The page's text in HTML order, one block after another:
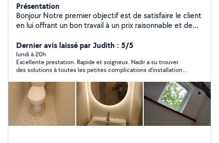
Présentation
Bonjour Notre premier objectif est de satisfaire le client
en lui offrant un bon travail à un prix raisonnable et de
conquérir un nouveau client nous sommes à votre
service à toute moment n'hésitez pas à nous contacter
Dernier avis laissé par Judith : 5/5
lundi à 20h
Excellente prestation. Rapide et soigneux. Nadir a su trouver
des solutions à toutes les petites complications d’installation
toutes mes exigences. Merci Nadir!